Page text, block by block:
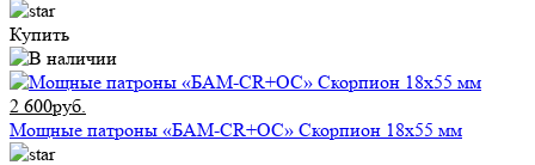
Купить
2 600руб.
Мощные патроны «БАМ-CR+ОС» Скорпион 18х55 мм